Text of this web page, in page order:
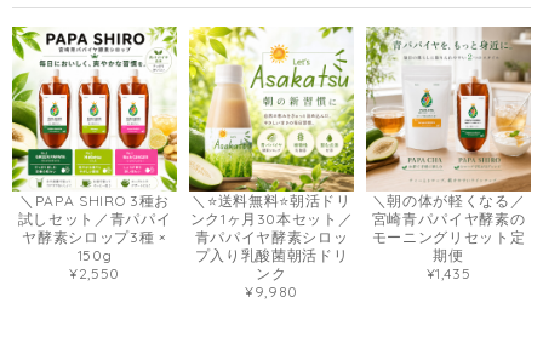
＼PAPA SHIRO 3種お
試しセット／青パパイ
ヤ酵素シロップ3種 ×
150g
¥2,550
＼⭐️送料無料⭐️朝活ドリ
ンク1ヶ月30本セット／
青パパイヤ酵素シロッ
プ入り乳酸菌朝活ドリ
ンク
¥9,980
＼朝の体が軽くなる／
宮崎青パパイヤ酵素の
モーニングリセット定
期便
¥1,435